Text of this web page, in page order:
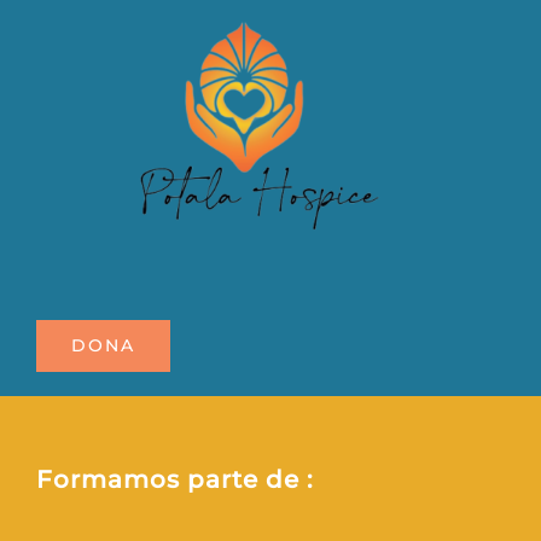
DONA
Formamos parte de :